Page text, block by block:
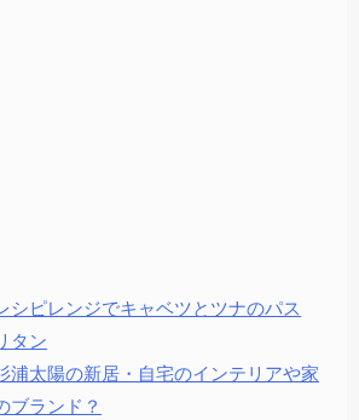
シピレンジでキャベツとツナのパス
タン
浦太陽の新居・自宅のインテリアや家
ブランド？